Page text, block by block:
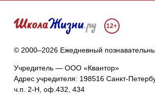
12+
© 2000–2026 Ежедневный
Учредитель — ООО «Квантор»
Адрес учредителя: 198516 Санкт-
ч.п. 2-Н, оф.432, 434